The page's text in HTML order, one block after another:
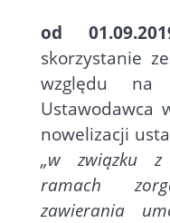
od
skorzystanie
względu na
Ustawodawca
nowelizacji
„w związku
ramach
zawierania